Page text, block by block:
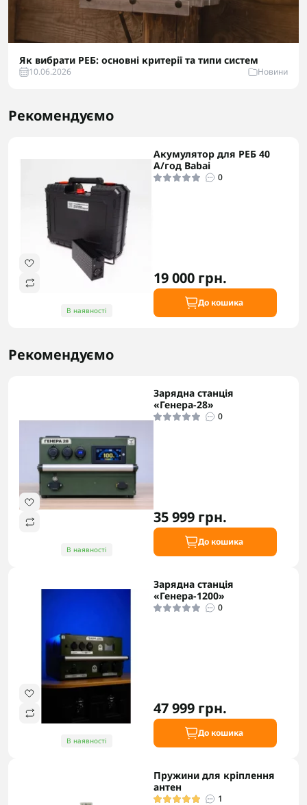
Як вибрати РЕБ: основні критерії та типи систем
10.06.2026 Новини
Рекомендуємо
В наявності
Акумулятор для РЕБ 40
А/год Babai
0
19 000 грн.
До кошика
Рекомендуємо
В наявності
Зарядна станція
«Генера-28»
0
35 999 грн.
До кошика
В наявності
Зарядна станція
«Генера-1200»
0
47 999 грн.
До кошика
Пружини для кріплення
антен
1